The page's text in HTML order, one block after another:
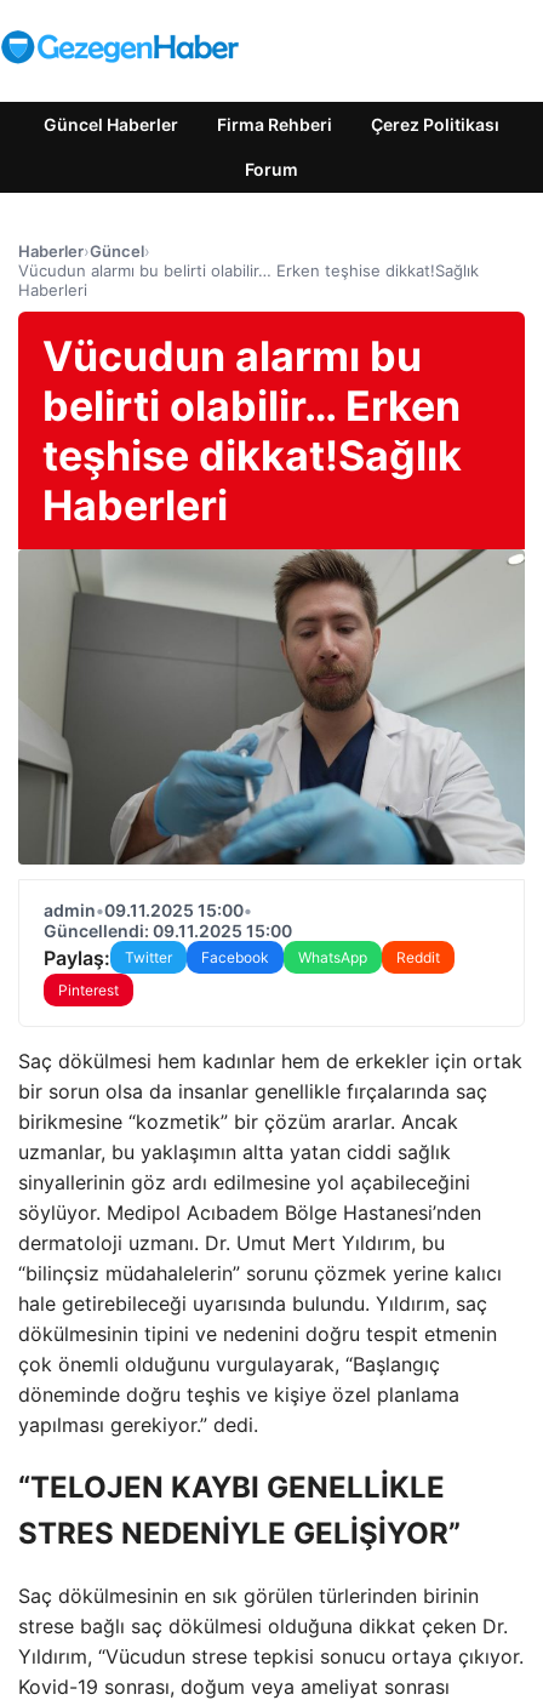
Güncel Haberler Firma Rehberi Çerez Politikası
Forum
Haberler›Güncel›
Vücudun alarmı bu belirti olabilir… Erken teşhise dikkat!Sağlık
Haberleri
Vücudun alarmı bu
belirti olabilir… Erken
teşhise dikkat!Sağlık
Haberleri
admin•09.11.2025 15:00•
Güncellendi: 09.11.2025 15:00
Paylaş: Twitter Facebook WhatsApp
Reddit
Pinterest
Saç dökülmesi hem kadınlar hem de erkekler için ortak
bir sorun olsa da insanlar genellikle fırçalarında saç
birikmesine “kozmetik” bir çözüm ararlar. Ancak
uzmanlar, bu yaklaşımın altta yatan ciddi sağlık
sinyallerinin göz ardı edilmesine yol açabileceğini
söylüyor. Medipol Acıbadem Bölge Hastanesi’nden
dermatoloji uzmanı. Dr. Umut Mert Yıldırım, bu
“bilinçsiz müdahalelerin” sorunu çözmek yerine kalıcı
hale getirebileceği uyarısında bulundu. Yıldırım, saç
dökülmesinin tipini ve nedenini doğru tespit etmenin
çok önemli olduğunu vurgulayarak, “Başlangıç ​​
döneminde doğru teşhis ve kişiye özel planlama
yapılması gerekiyor.” dedi.
“TELOJEN KAYBI GENELLİKLE
STRES NEDENİYLE GELİŞİYOR”
Saç dökülmesinin en sık görülen türlerinden birinin
strese bağlı saç dökülmesi olduğuna dikkat çeken Dr.
Yıldırım, “Vücudun strese tepkisi sonucu ortaya çıkıyor.
Kovid-19 sonrası, doğum veya ameliyat sonrası